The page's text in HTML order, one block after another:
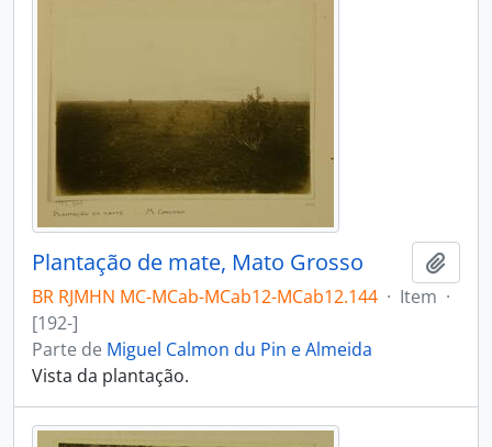
Plantação de mate, Mato Grosso
BR RJMHN MC-MCab-MCab12-MCab12.144 · Item ·
[192-]
Parte de Miguel Calmon du Pin e Almeida
Vista da plantação.